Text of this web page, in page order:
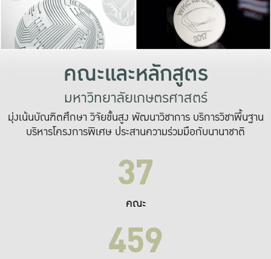
เปลี่ยนแปลง แล
เพื่อทำง
ระบบสารสนเทศ
คณะและหลักสูตร
มหาวิทยาลัยเกษตรศาสตร์
มุ่งเน้นบัณฑิตศึกษา วิจัยขั้นสูง พัฒนาวิชาการ บริการวิชาพื้นฐาน
บริหารโครงการพิเศษ ประสานความร่วมมือกับนานาชาติ
37
คณะ
459